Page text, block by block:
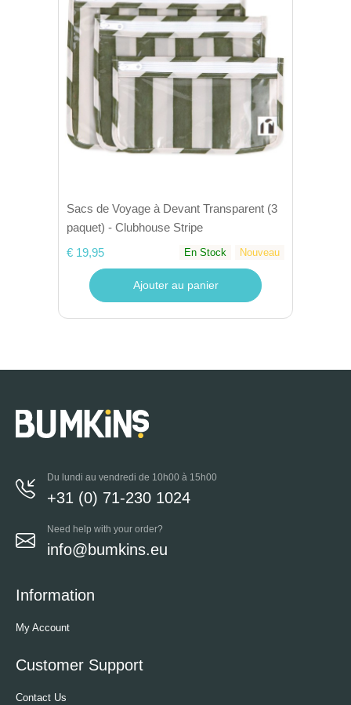
Sacs de Voyage à Devant Transparent (3
paquet) - Clubhouse Stripe
€ 19,95
En Stock Nouveau
Ajouter au panier
Du lundi au vendredi de 10h00 à 15h00
+31 (0) 71-230 1024
Need help with your order?
info@bumkins.eu
Information
My Account
Customer Support
Contact Us